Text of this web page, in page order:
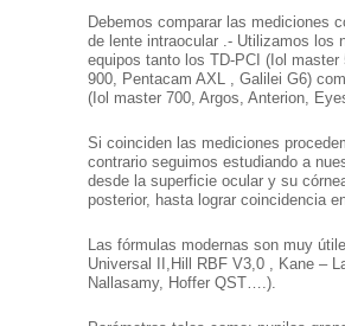
Debemos comparar las mediciones
de lente intraocular .- Utilizamos los
equipos tanto los TD-PCI (Iol master
900, Pentacam AXL , Galilei G6)
(Iol master 700, Argos, Anterion,
Si coinciden las mediciones
contrario seguimos estudiando a
desde la superficie ocular y su
posterior, hasta lograr coincidencia
Las fórmulas modernas son muy
Universal II,Hill RBF V3,0 , Kane –
Nallasamy, Hoffer QST….).